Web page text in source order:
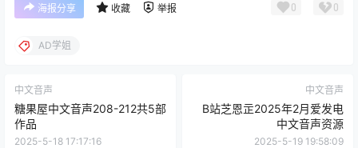
海报分享 收藏 举报 0 0
AD学姐
中文音声
糖果屋中文音声208-212共5部
作品
2025-5-18 17:17:16
中文音声
B站芝恩㱏2025年2月爱发电
中文音声资源
2025-5-19 19:58:09